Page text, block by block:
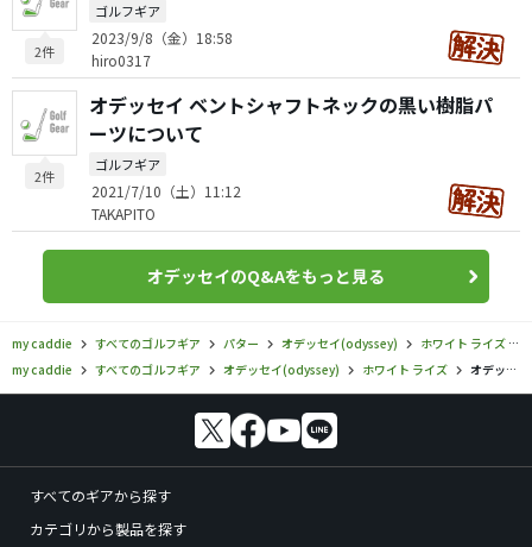
2件
ゴルフギア
2023/9/8（金）18:58
hiro0317
2件
オデッセイ ベントシャフトネックの黒い樹脂パ
ーツについて
ゴルフギア
2021/7/10（土）11:12
TAKAPITO
オデッセイのQ&Aをもっと見る
my caddie すべてのゴルフギア パター オデッセイ(odyssey) ホワイト ライズ
my caddie
すべてのゴルフギア オデッセイ(odyssey) ホワイト ライズ オデッセイ／ホワイト ライズ／ホワイト ライズ iX V-LINE 5SHの口コミ評価
すべてのギアから探す
カテゴリから製品を探す